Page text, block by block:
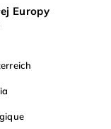
Europy